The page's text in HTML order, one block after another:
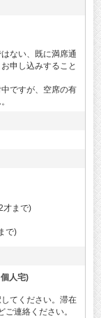
ない、既に満席通
申し込みすること
ですが、空席の有
才まで)
で)
人宅)
てください。滞在
連絡ください。